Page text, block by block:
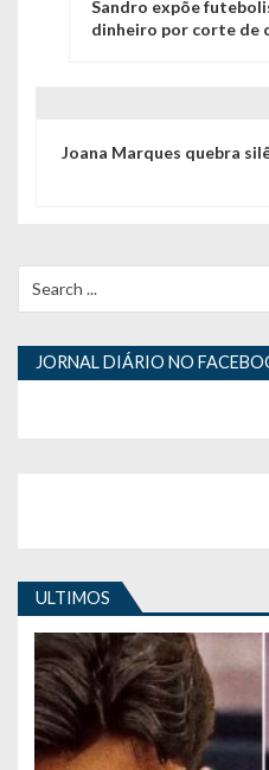
ã
o
d
i
g
o
s
Sandro expõe
dinheiro por corte de
Joana Marques quebra
for:
JORNAL DIÁRIO NO
ULTIMOS